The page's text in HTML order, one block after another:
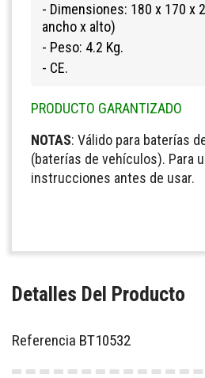
- Dimensiones: 180 x 170 x
ancho x alto)
- Peso: 4.2 Kg.
- CE.
PRODUCTO GARANTIZADO
NOTAS: Válido para baterías
(baterías de vehículos). Para
instrucciones antes de usar.
Detalles Del Producto
Referencia BT10532